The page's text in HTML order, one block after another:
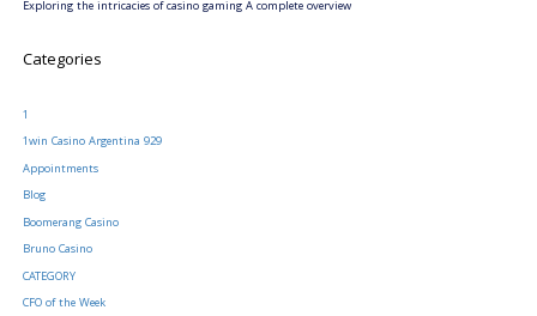
Exploring the intricacies of casino gaming A complete overview
Categories
1
1win Casino Argentina 929
Appointments
Blog
Boomerang Casino
Bruno Casino
CATEGORY
CFO of the Week